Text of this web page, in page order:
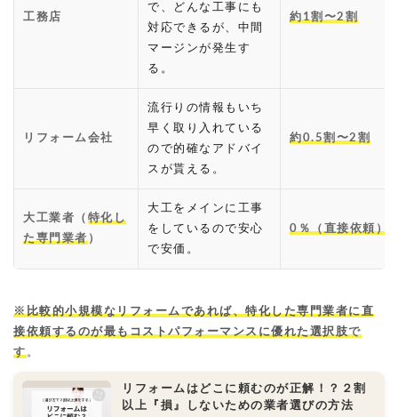
工務店
で、どんな工事にも
対応できるが、中間
マージンが発生す
る。
約1割〜2割
リフォーム会社
流行りの情報もいち
早く取り入れている
ので的確なアドバイ
スが貰える。
約0.5割〜2割
大工業者（ 特化し
た専門業者 ）
大工をメインに工事
をしているので安心
で安価。
0％（直接依頼）
※ 比較的小規模なリフォームであれば、特化した専門業者に直
接依頼するのが最もコストパフォーマンスに優れた選択肢で
す 。
リフォームはどこに頼むのが正解！？２割
以上『損』しないための業者選びの方法